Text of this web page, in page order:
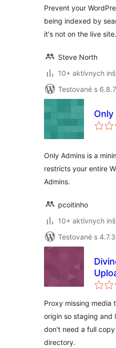
Prevent your
being indexed by
it's not on the live site.
Steve North
10+ aktívnych
Testované s 6.8.7
Only
Only Admins is a
restricts your entire
Admins.
pcoitinho
10+ aktívnych
Testované s
Proxy missing media
origin so staging and
don't need a full
directory.